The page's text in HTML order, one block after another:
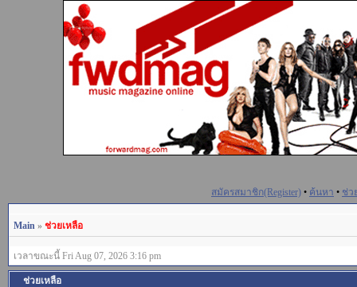
สมัครสมาชิก(Register) • ค้นหา • ช่ว
Main » ช่วยเหลือ
เวลาขณะนี้ Fri Aug 07, 2026 3:16 pm
ช่วยเหลือ